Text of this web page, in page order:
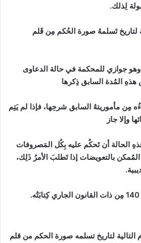
لِذلك.
لتاريخ تَسلمهُ صورة الحُكم مِن قَلم
جوازي للمحكمة في حالة الدعاوى
المُدة السابق ذِكرها
مِن مأموريتهُ السابق شرحِها، فإذا لم يَتِم
وإلا جاز
الحالة أن تَحكُم عليه بِكُل المَصروفات
المُمكن بالتعويضات إذا تَطلبَ الأمرُ ذَلِك،
التالية لتاريخ تسلمه صورة الحكم من قلم